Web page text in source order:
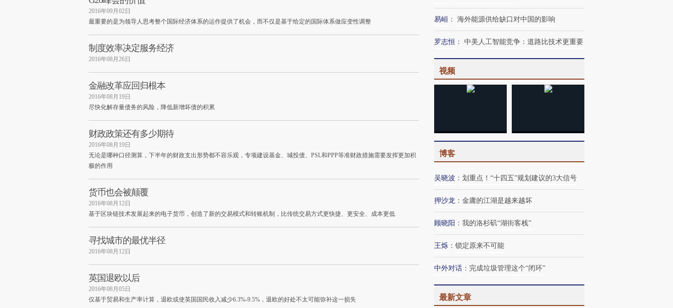
2016年09月02日
最重要的是为领导人思考整个国际经济体系的运作提供了机会，而不仅是基于给定的国际体系做应变性调整
制度效率决定服务经济
2016年08月26日
金融改革应回归根本
2016年08月19日
尽快化解存量债务的风险，降低新增坏债的积累
财政政策还有多少期待
2016年08月19日
无论是哪种口径测算，下半年的财政支出形势都不容乐观，专项建设基金、城投债、PSL和PPP等准财政措施需要发挥更加积
极的作用
货币也会被颠覆
2016年08月12日
基于区块链技术发展起来的电子货币，创造了新的交易模式和转账机制，比传统交易方式更快捷、更安全、成本更低
寻找城市的最优半径
2016年08月12日
英国退欧以后
2016年08月05日
仅基于贸易和生产率计算，退欧或使英国国民收入减少6.3%-9.5%，退欧的好处不太可能弥补这一损失
易峘 ： 海外能源供给缺口对中国的影响
罗志恒 ： 中美人工智能竞争：道路比技术更重要
视频
博客
吴晓波 ： 划重点！“十四五”规划建议的3大信号
押沙龙 ： 金庸的江湖是越来越坏
顾晓阳 ： 我的洛杉矶“湖街客栈”
王烁 ： 锁定原来不可能
中外对话 ： 完成垃圾管理这个“闭环”
最新文章